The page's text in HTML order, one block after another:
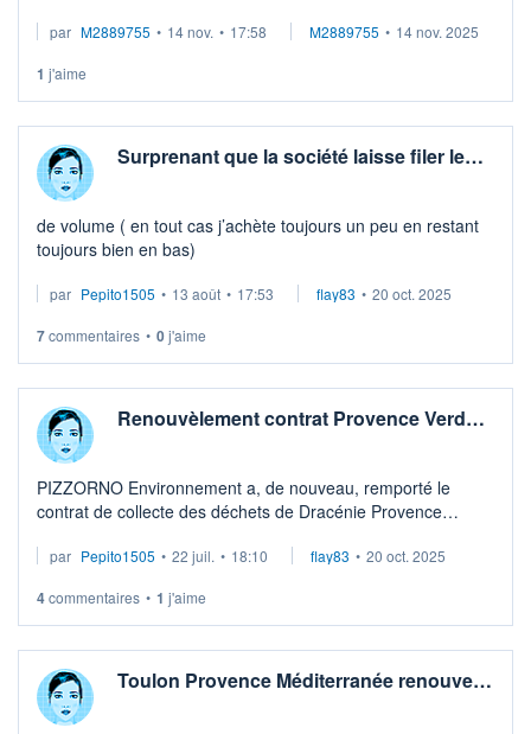
l'ont-ils compris ?
par M2889755 • 14 nov. • 17:58 M2889755 • 14 nov. 2025
1 j'aime
Surprenant que la société laisse filer le…
de volume ( en tout cas j’achète toujours un peu en restant
toujours bien en bas)
par Pepito1505 • 13 août • 17:53 flay83 • 20 oct. 2025
7commentaires • 0j'aime
Renouvèlement contrat Provence Verd…
PIZZORNO Environnement a, de nouveau, remporté le
contrat de collecte des déchets de Dracénie Provence
par Pepito1505 • 22 juil. • 18:10 flay83 • 20 oct. 2025
4commentaires • 1 j'aime
Toulon Provence Méditerranée renouve…